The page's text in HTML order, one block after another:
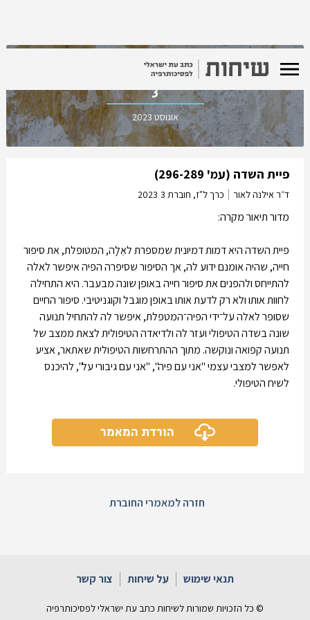
כרך ל"ז, חוברת
3
אוגוסט 2023
פיית השדה (עמ' 296-289)
ד״ר אילנה לאור כרך ל"ז, חוברת 3 2023
מדור תיאור מקרה:
פיית השדה היא דמות דמיונית שמספרת לאֵלָה, המטופלת, את סיפור
חייה, שהיה אומנם ידוע לה, אך הסיפור שסיפרה הפיה איפשר לאלה
להתייחס ולהפנים את סיפור חייה באופן שונה מבעבר. היא התחילה
לחוות אותו ולא רק לדעת אותו באופן מוגבל וקוגניטיבי. סיפור החיים
שסופר לאלה על־ידי הפיה־המטפלת, איפשר לה להתחיל תנועה
שונה בשדה הטיפולי ועזר לה ולדיאדה הטיפולית לצאת ממצב של
תנועה קפואה ונוקשה. מתוך ההתרחשות הטיפולית שאתאר, אציע
לאפשר למצבי עצמי "אני עם פיה", "אני עם גיבורי על", להיכנס
לשיח הטיפולי.
הורדת המאמר
חזרה למאמרי החוברת
תנאי שימוש על שיחות צור קשר
© כל הזכויות שמורות לשיחות כתב עת ישראלי לפסיכותרפיה